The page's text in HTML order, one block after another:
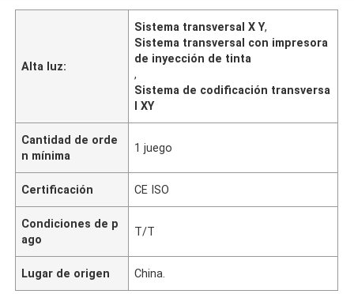
Alta luz:
Sistema transversal X Y,
Sistema transversal con impresora
de inyección de tinta
,
Sistema de codificación transversa
l XY
Cantidad de orde
n mínima
1 juego
Certificación CE ISO
Condiciones de p
ago
T/T
Lugar de origen China.